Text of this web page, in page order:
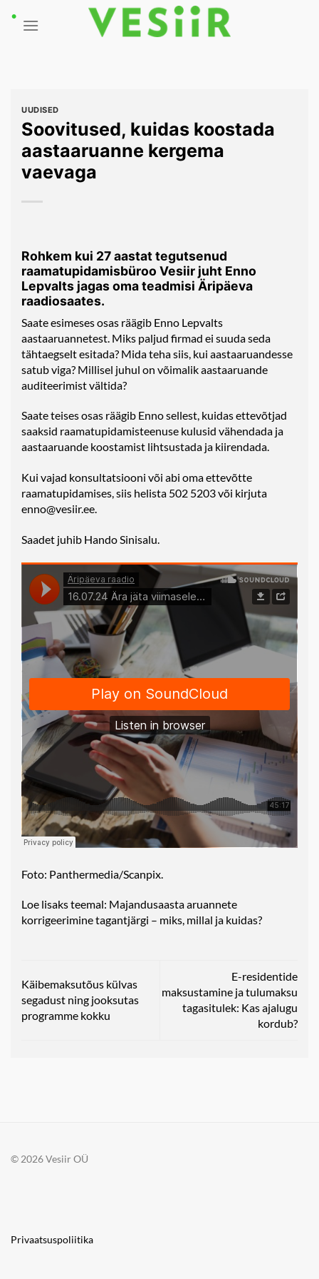
UUDISED
Soovitused, kuidas koostada
aastaaruanne kergema
vaevaga
Rohkem kui 27 aastat tegutsenud
raamatupidamisbüroo Vesiir juht Enno
Lepvalts jagas oma teadmisi Äripäeva
raadiosaates.
Saate esimeses osas räägib Enno Lepvalts
aastaaruannetest. Miks paljud firmad ei suuda seda
tähtaegselt esitada? Mida teha siis, kui aastaaruandesse
satub viga? Millisel juhul on võimalik aastaaruande
auditeerimist vältida?
Saate teises osas räägib Enno sellest, kuidas ettevõtjad
saaksid raamatupidamisteenuse kulusid vähendada ja
aastaaruande koostamist lihtsustada ja kiirendada.
Kui vajad konsultatsiooni või abi oma ettevõtte
raamatupidamises, siis helista 502 5203 või kirjuta
enno@vesiir.ee.
Saadet juhib Hando Sinisalu.
Foto: Panthermedia/Scanpix.
Loe lisaks teemal: Majandusaasta aruannete
korrigeerimine tagantjärgi – miks, millal ja kuidas?
Käibemaksutõus külvas
segadust ning jooksutas
programme kokku
E-residentide
maksustamine ja tulumaksu
tagasitulek: Kas ajalugu
kordub?
© 2026 Vesiir OÜ
Privaatsuspoliitika